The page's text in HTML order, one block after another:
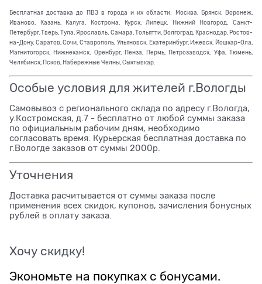
Бесплатная доставка до ПВЗ в города и их области: Москва, Брянск, Воронеж,
Иваново, Казань, Калуга, Кострома, Курск, Липецк, Нижний Новгород, Санкт-
Петербург, Тверь, Тула, Ярославль, Самара, Тольятти, Волгоград, Краснодар, Ростов-
на-Дону, Саратов, Сочи, Ставрополь, Ульяновск, Екатеринбург, Ижевск, Йошкар-Ола,
Магнитогорск, Нижнекамск, Оренбург, Пенза, Пермь, Петрозаводск, Уфа, Тюмень,
Челябинск, Псков, Набережные Челны, Сыктывкар.
Особые условия для жителей г.Вологды
Самовывоз с регионального склада по адресу г.Вологда,
у.Костромская, д.7 - бесплатно от любой суммы заказа
по официальным рабочим дням, необходимо
согласовать время. Курьерская бесплатная доставка по
г.Вологде заказов от суммы 2000р.
Уточнения
Доставка расчитывается от суммы заказа после
применения всех скидок, купонов, зачисления бонусных
рублей в оплату заказа.
Хочу скидку!
Экономьте на покупках с бонусами.